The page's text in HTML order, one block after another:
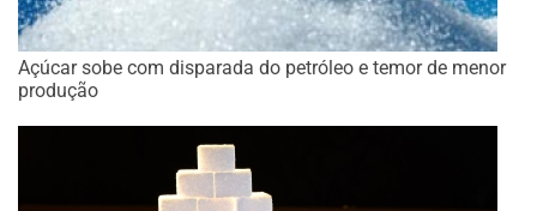
Açúcar sobe com disparada do petróleo e temor de menor
produção